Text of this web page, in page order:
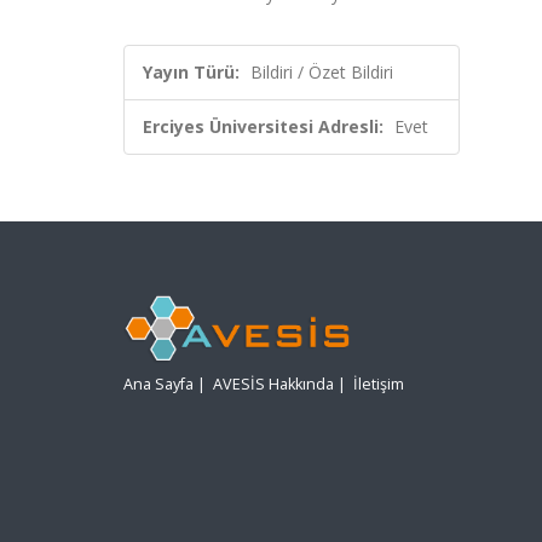
Yayın Türü: Bildiri / Özet Bildiri
Erciyes Üniversitesi Adresli: Evet
Ana Sayfa | AVESİS Hakkında | İletişim